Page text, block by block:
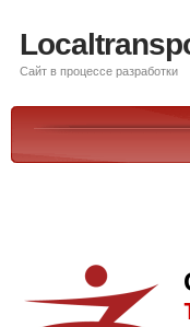
Сайт в процессе разработки